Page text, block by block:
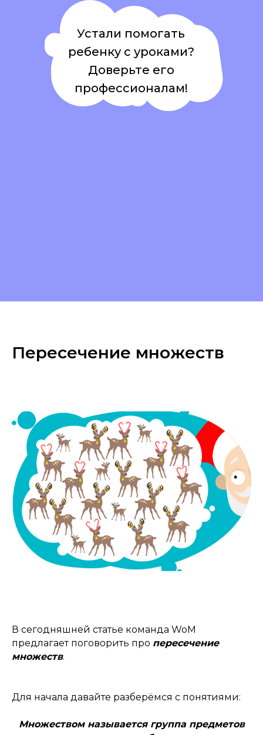
Устали помогать
ребенку с уроками?
Доверьте его
профессионалам!
Пересечение множеств
В сегодняшней статье команда WoM
предлагает поговорить про пересечение
множеств.
Для начала давайте разберёмся с понятиями:
Множеством называется группа предметов